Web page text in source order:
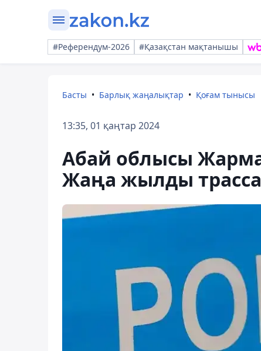
#Референдум-2026 #Қазақстан мақтанышы
Басты Барлық жаңалықтар Қоғам тынысы
13:35, 01 қаңтар 2024
Абай облысы
Жаңа жылды